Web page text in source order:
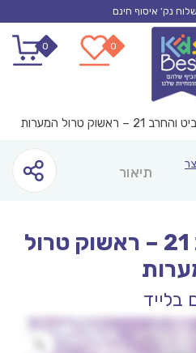
0
0
21 – ראשוק טרול המערות
תיאור
השרביט והחרב 21 – ראשוק טרול
בלייד